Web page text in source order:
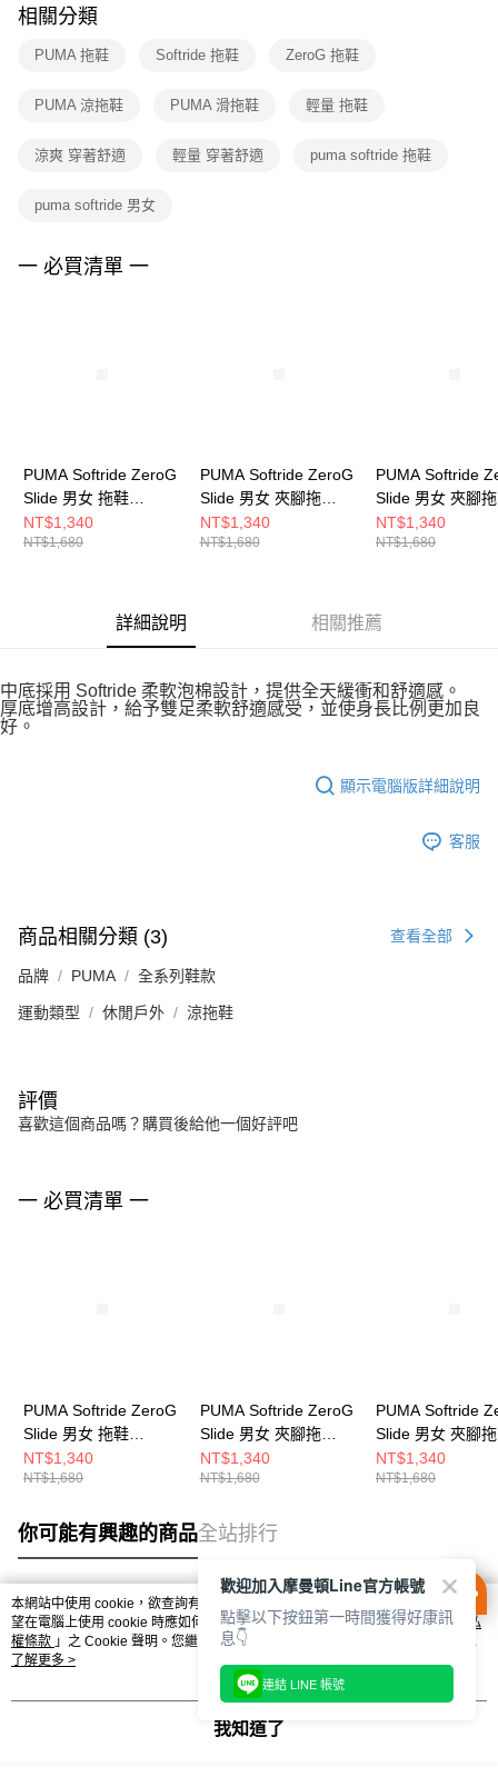
※ 交易是否成功請以「AFTEE先享後付 」之結帳頁面顯示為準，若有關於
是否繳費成功／繳費後需取消欲退款等相關疑問，請聯繫「AFTEE先享後付
客戶支援中心」
https://netprotections.freshdesk.com/support/home
１．透過由恩沛科技股份有限公司提供之「AFTEE先享後付」服務完成之交
權轉讓予恩沛科技股份有限公司。
３．未成年的使用者請事先徵得法定代理人或監護人之同意方可使用
４．使用「AFTEE先享後付」時，將依據個別帳號之用戶狀況，依本公司即
相關分類
PUMA 拖鞋 Softride 拖鞋 ZeroG 拖鞋
PUMA 涼拖鞋 PUMA 滑拖鞋 輕量 拖鞋
涼爽 穿著舒適 輕量 穿著舒適 puma softride 拖鞋
puma softride 男女
一 必買清單 一
PUMA Softride ZeroG
Slide 男女 拖鞋
40034302
NT$1,340
NT$1,680
PUMA Softride ZeroG
Slide 男女 夾腳拖
40034317
NT$1,340
NT$1,680
PUMA Softride
Slide 男女 夾腳拖
40034318
NT$1,340
NT$1,680
詳細說明 相關推薦
中底採用 Softride 柔軟泡棉設計，提供全天緩衝和舒適感。
厚底增高設計，給予雙足柔軟舒適感受，並使身長比例更加良
好。
顯示電腦版詳細說明
客服
商品相關分類 (3) 查看全部
品牌 PUMA 全系列鞋款
運動類型 休閒戶外 涼拖鞋
評價
喜歡這個商品嗎？購買後給他一個好評吧
一 必買清單 一
PUMA Softride ZeroG
Slide 男女 拖鞋
40034302
NT$1,340
NT$1,680
PUMA Softride ZeroG
Slide 男女 夾腳拖
40034317
NT$1,340
NT$1,680
PUMA Softride
Slide 男女 夾腳拖
40034318
NT$1,340
NT$1,680
你可能有興趣的商品全站排行
熱門標籤
本網站中使用 cookie，欲查詢有關本網站使用 cookie 方式之詳情，及若您不希
望在電腦上使用 cookie 時應如何變更電腦的 cookie 設定，請參閱本網站「
隱私
權條款 」之 Cookie 聲明。您繼續使用本網站即表示您同意本公司得按本網站使
用條款之 Cookie 聲明使用 cookie。
了解更多 >
我知道了
歡迎加入摩曼頓Line官方帳號
點擊以下按鈕第一時間獲得好康訊
息👇
連結 LINE 帳號